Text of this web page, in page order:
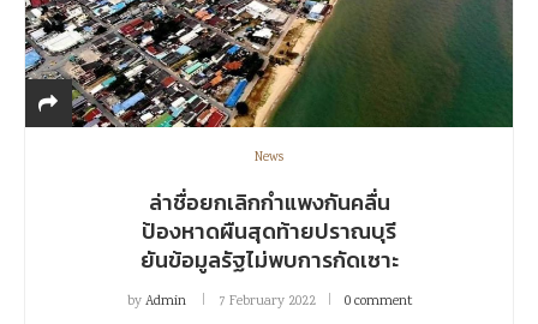
News
ล่าชื่อยกเลิกกำแพงกันคลื่น
ป้องหาดผืนสุดท้ายปราณบุรี
ยันข้อมูลรัฐไม่พบการกัดเซาะ
byAdmin 7 February 2022 0 comment